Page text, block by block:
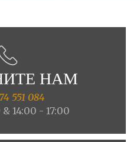
НАМ
551 084
14:00 - 17:00